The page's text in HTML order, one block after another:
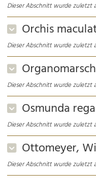
Dieser Abschnitt wurde zuletzt
Orchis
Dieser Abschnitt wurde zuletzt
Organomarsch
Dieser Abschnitt wurde zuletzt
Osmunda
Dieser Abschnitt wurde zuletzt
Ottomeyer,
Dieser Abschnitt wurde zuletzt